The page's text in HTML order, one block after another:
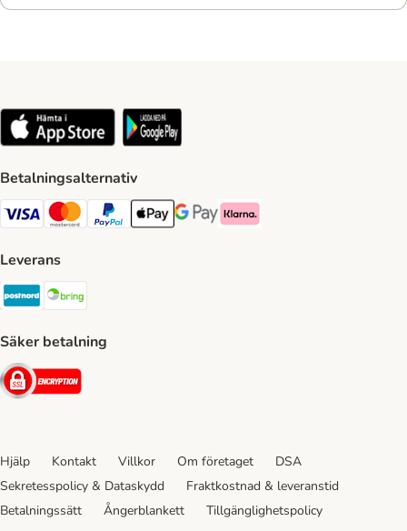
Betalningsalternativ
VISA Payment Method
Mastercard Payment Method
Paypal Payment Method
Apple Pay Payment Method
Google Pay Payment Method
Klarna Payment Method
Leverans
Postnord Shipping Method
Säker betalning
Security
Hjälp Kontakt Villkor Om företaget
DSA
Sekretesspolicy & Dataskydd
Fraktkostnad & leveranstid
Betalningssätt
Ångerblankett Tillgänglighetspolicy